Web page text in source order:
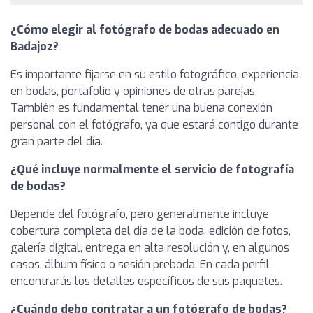
¿Cómo elegir al fotógrafo de bodas adecuado en
Badajoz?
Es importante fijarse en su estilo fotográfico, experiencia
en bodas, portafolio y opiniones de otras parejas.
También es fundamental tener una buena conexión
personal con el fotógrafo, ya que estará contigo durante
gran parte del día.
¿Qué incluye normalmente el servicio de fotografía
de bodas?
Depende del fotógrafo, pero generalmente incluye
cobertura completa del día de la boda, edición de fotos,
galería digital, entrega en alta resolución y, en algunos
casos, álbum físico o sesión preboda. En cada perfil
encontrarás los detalles específicos de sus paquetes.
¿Cuándo debo contratar a un fotógrafo de bodas?